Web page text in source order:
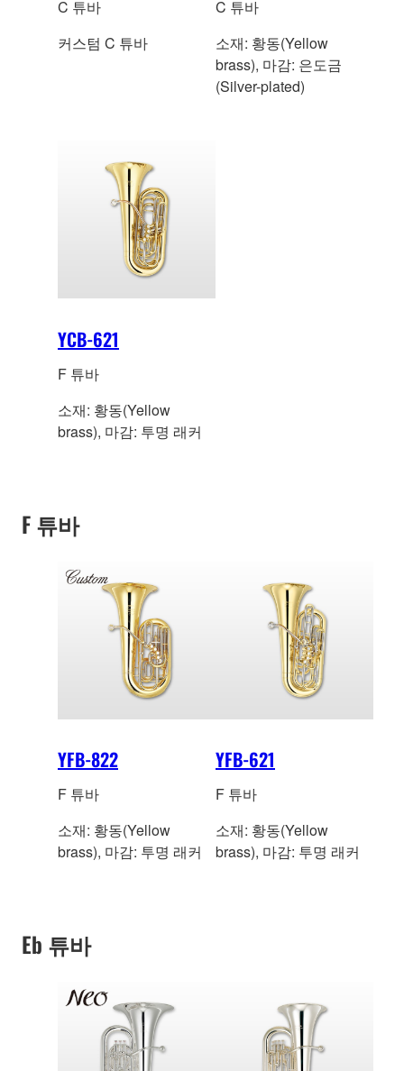
C 튜바
커스텀 C 튜바
C 튜바
소재: 황동(Yellow
brass), 마감: 은도금
(Silver-plated)
YCB-621
F 튜바
소재: 황동(Yellow
brass), 마감: 투명 래커
F 튜바
YFB-822
F 튜바
소재: 황동(Yellow
brass), 마감: 투명 래커
YFB-621
F 튜바
소재: 황동(Yellow
brass), 마감: 투명 래커
Eb 튜바